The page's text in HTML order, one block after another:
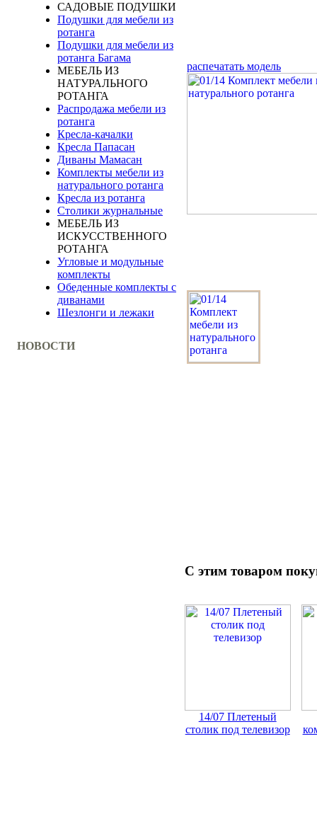
САДОВЫЕ ПОДУШКИ
Подушки для мебели из
ротанга
Подушки для мебели из
ротанга Багама
МЕБЕЛЬ ИЗ
НАТУРАЛЬНОГО
РОТАНГА
Распродажа мебели из
ротанга
Кресла-качалки
Кресла Папасан
Диваны Мамасан
Комплекты мебели из
натурального ротанга
Кресла из ротанга
Столики журнальные
МЕБЕЛЬ ИЗ
ИСКУССТВЕННОГО
РОТАНГА
Угловые и модульные
комплекты
Обеденные комплекты с
диванами
Шезлонги и лежаки
НОВОСТИ
распечатать модель
С этим товаром
14/07 Плетеный
столик под телевизор